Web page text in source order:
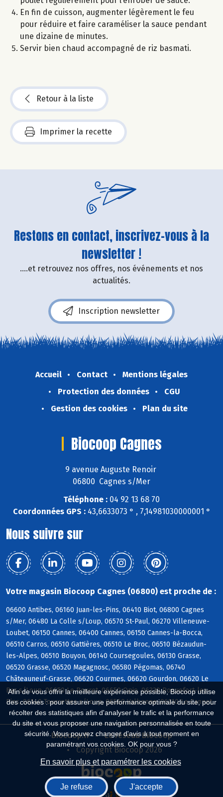
Afin de vous offrir la meilleure expérience possible, Biocoop utilise
des cookies : pour assurer une performance optimale du site, pour
récolter des statistiques afin d'analyser le trafic et la performance
du site et vous proposer une navigation personnalisée en toute
sécurité. Vous pouvez changer d'avis à tout moment en
paramétrant vos cookies. OK pour vous ?
En savoir plus et paramétrer les cookies
Je refuse J'accepte
En fin de cuisson, augmenter légèrement le feu
pour réduire et faire caraméliser la sauce pendant
une dizaine de minutes.
Servir bien chaud accompagné de riz basmati.
Retour à la liste
Imprimer la recette
Restons en contact, inscrivez-vous à la
newsletter !
....et retrouvez nos offres, nos événements et nos
actualités.
Inscription newsletter
Accueil Contact
Mentions légales
Protection des données
CGU
Gestion des cookies
Plan du site
Biocoop Cagnes
9 avenue Auguste Renoir
06800 Cagnes s/Mer
Téléphone : 04 92 13 68 70
Coordonnées GPS :43,6633073 ° , 7,14981030000001 °
Nous suivre sur
Votre magasin Biocoop Cagnes (06800) est proche de :
06600 Antibes, 06160 Juan-les-Pins, 06410 Biot, 06800 Cagnes
s/Mer, 06480 La Colle s/Loup, 06570 St-Paul, 06270 Villeneuve-
Loubet, 06150 Cannes, 06400 Cannes, 06150 Cannes-la-Bocca,
06510 Carros, 06510 Gattières, 06510 Le Broc, 06510 Bézaudun-
les-Alpes, 06510 Bouyon, 06140 Coursegoules, 06130 Grasse,
06520 Grasse, 06520 Magagnosc, 06580 Pégomas, 06740
Châteauneuf-Grasse, 06620 Courmes, 06620 Gourdon, 06620 Le
Bar s/Loup, 06650 Le Rouret, 06650 Opio, 06330 Roquefort-les-
Pins, 06140 Tourrettes s/Loup, 06560 Valbonne, 06110 Le Cannet
Biocoop.fr
Le réseau Biocoop
Copyright Biocoop 2026